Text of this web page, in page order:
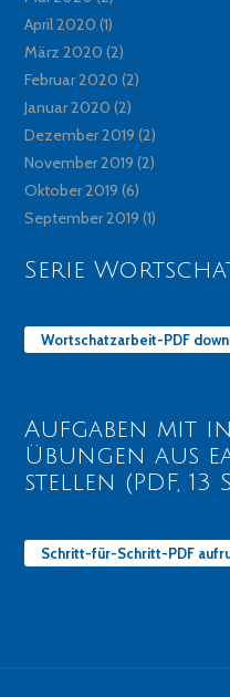
April 2020 (1)
März 2020 (2)
Februar 2020 (2)
Januar 2020 (2)
Dezember 2019 (2)
November 2019 (2)
Oktober 2019 (6)
September 2019 (1)
Serie
Wortschatzarbeit-PDF
Aufgaben mit
Übungen aus
stellen (PDF, 13
Schritt-für-Schritt-PDF